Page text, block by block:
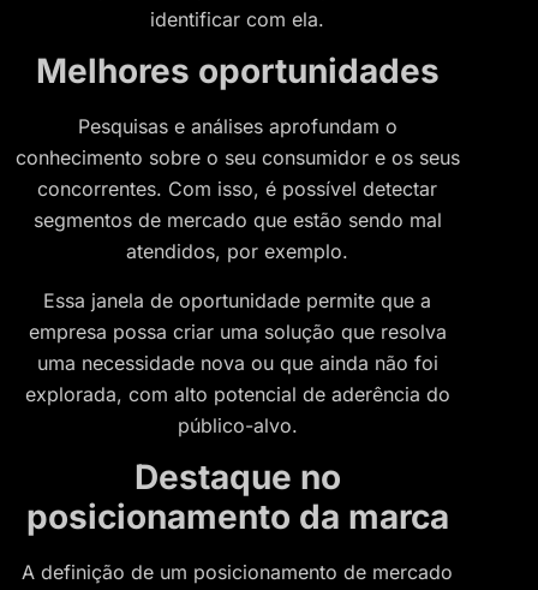
identificar com ela.
Melhores oportunidades
Pesquisas e análises aprofundam o
conhecimento sobre o seu consumidor e os seus
concorrentes. Com isso, é possível detectar
segmentos de mercado que estão sendo mal
atendidos, por exemplo.
Essa janela de oportunidade permite que a
empresa possa criar uma solução que resolva
uma necessidade nova ou que ainda não foi
explorada, com alto potencial de aderência do
público-alvo.
Destaque no
posicionamento da marca
A definição de um posicionamento de mercado